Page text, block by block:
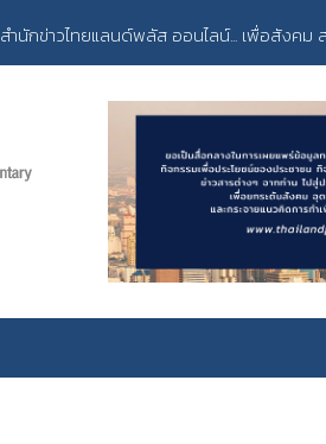
สำนักข่าวไทยแลนด์พลัส ออนไลน์... เพื่อสังคม